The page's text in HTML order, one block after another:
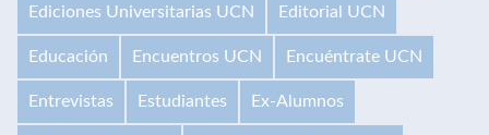
Ediciones Universitarias UCN Editorial UCN
Educación Encuentros UCN Encuéntrate UCN
Entrevistas Estudiantes Ex-Alumnos